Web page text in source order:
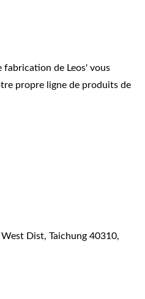
fabrication de Leos' vous
propre ligne de produits de
Dist, Taichung 40310,